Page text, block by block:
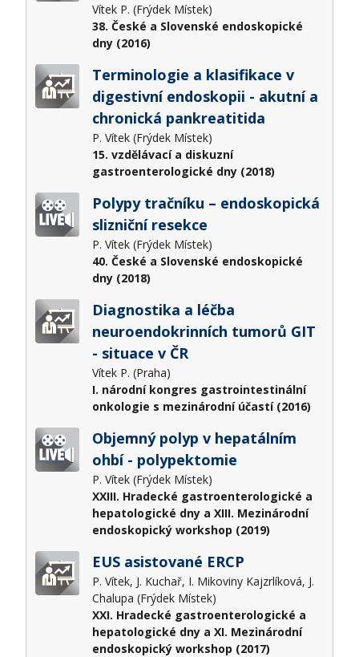
Vítek P. (Frýdek Místek)
38. České a Slovenské endoskopické
dny (2016)
Terminologie a klasifikace v
digestivní endoskopii - akutní a
chronická pankreatitida
P. Vítek (Frýdek Místek)
15. vzdělávací a diskuzní
gastroenterologické dny (2018)
Polypy tračníku – endoskopická
slizniční resekce
P. Vítek (Frýdek Místek)
40. České a Slovenské endoskopické
dny (2018)
Diagnostika a léčba
neuroendokrinních tumorů GIT
- situace v ČR
Vítek P. (Praha)
I. národní kongres gastrointestinální
onkologie s mezinárodní účastí (2016)
Objemný polyp v hepatálním
ohbí - polypektomie
P. Vítek (Frýdek Místek)
XXIII. Hradecké gastroenterologické a
hepatologické dny a XIII. Mezinárodní
endoskopický workshop (2019)
EUS asistované ERCP
P. Vítek, J. Kuchař, I. Mikoviny Kajzrlíková, J.
Chalupa (Frýdek Místek)
XXI. Hradecké gastroenterologické a
hepatologické dny a XI. Mezinárodní
endoskopický workshop (2017)